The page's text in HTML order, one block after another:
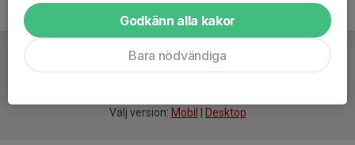
Välj version: Mobil Desktop
Godkänn alla kakor
Bara nödvändiga